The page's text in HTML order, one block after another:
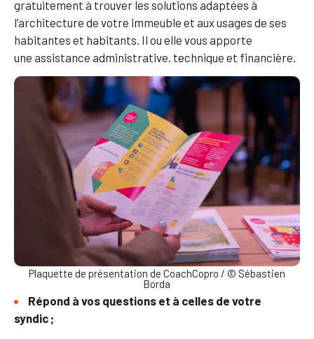
gratuitement à trouver les solutions adaptées à
l’architecture de votre immeuble et aux usages de ses
habitantes et habitants. Il ou elle vous apporte
une assistance administrative, technique et financière.
Plaquette de présentation de CoachCopro / © Sébastien
Borda
Répond à vos questions et à celles de votre
syndic ;